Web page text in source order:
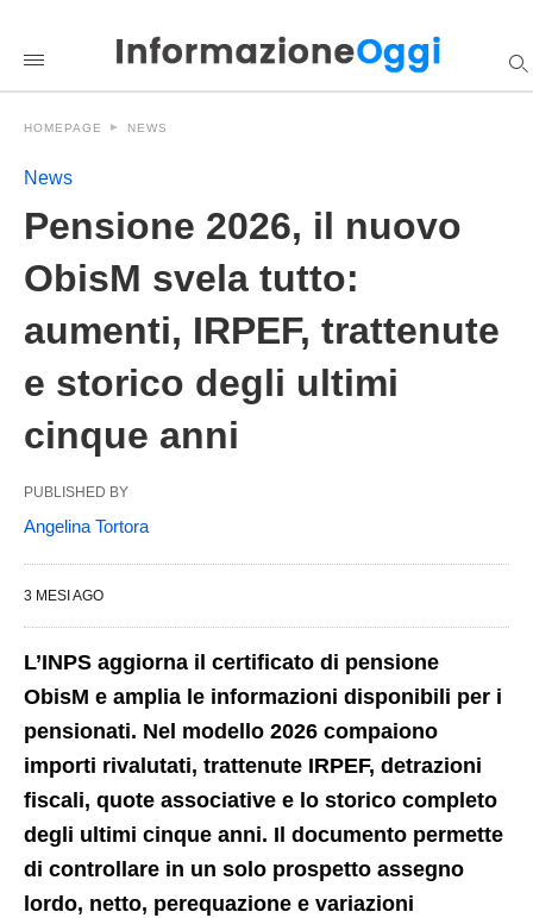
informazioneoggi
/2026/05/11/pensione-
il-
obism-
tutto-
irpef-
trattenute-
storico-
degli-
cinque-
anni/amp/
HOMEPAGE NEWS
News
Pensione 2026, il nuovo
ObisM svela tutto:
aumenti, IRPEF, trattenute
e storico degli ultimi
cinque anni
PUBLISHED BY
Angelina Tortora
3 MESI AGO
L’INPS aggiorna il certificato di pensione
ObisM e amplia le informazioni disponibili per i
pensionati. Nel modello 2026 compaiono
importi rivalutati, trattenute IRPEF, detrazioni
fiscali, quote associative e lo storico completo
degli ultimi cinque anni. Il documento permette
di controllare in un solo prospetto assegno
lordo, netto, perequazione e variazioni